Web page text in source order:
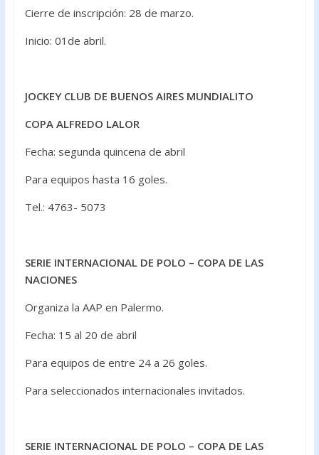
Cierre de inscripción: 28 de marzo.
Inicio: 01de abril.
JOCKEY CLUB DE BUENOS AIRES MUNDIALITO
COPA ALFREDO LALOR
Fecha: segunda quincena de abril
Para equipos hasta 16 goles.
Tel.: 4763- 5073
SERIE INTERNACIONAL DE POLO – COPA DE LAS
NACIONES
Organiza la AAP en Palermo.
Fecha: 15 al 20 de abril
Para equipos de entre 24 a 26 goles.
Para seleccionados internacionales invitados.
SERIE INTERNACIONAL DE POLO – COPA DE LAS